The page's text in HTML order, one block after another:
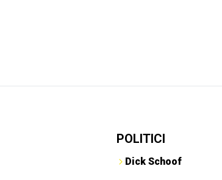
POLITICI
Dick Schoof